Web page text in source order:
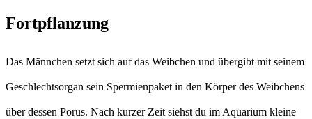
Fortpflanzung
Das Männchen setzt sich auf das Weibchen und übergibt mit seinem
Geschlechtsorgan sein Spermienpaket in den Körper des Weibchens
über dessen Porus. Nach kurzer Zeit siehst du im Aquarium kleine